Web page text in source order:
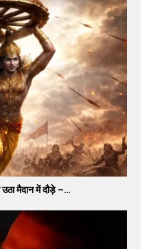
उठा मैदान में दौड़े –…